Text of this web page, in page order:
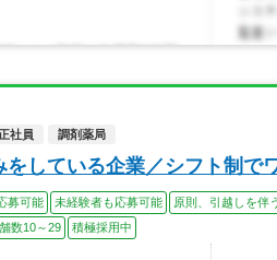
社員 調剤薬局
をしている企業／シフト制
募可能 未経験者も応募可能 原則、引越しを伴
数10～29 積極採用中